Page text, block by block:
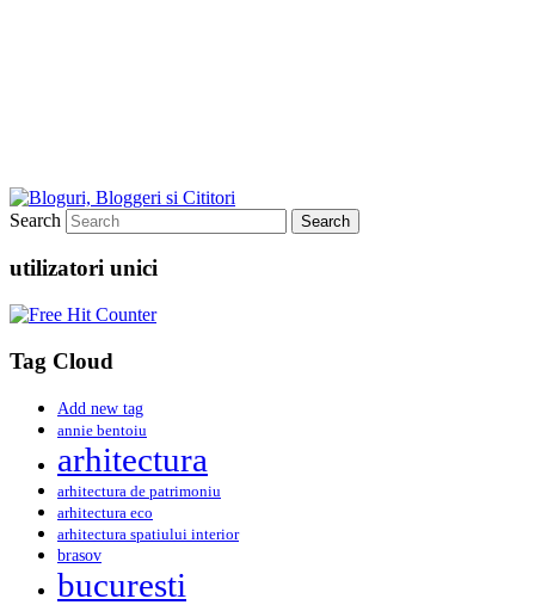
Search
utilizatori unici
Tag Cloud
Add new tag
annie bentoiu
arhitectura
arhitectura de patrimoniu
arhitectura eco
arhitectura spatiului interior
brasov
bucuresti